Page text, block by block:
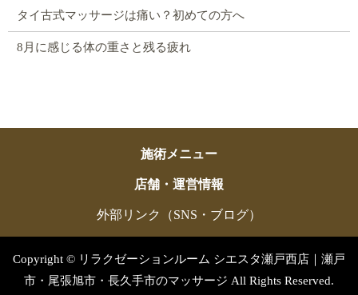
タイ古式マッサージは痛い？初めての方へ
8月に感じる体の重さと残る疲れ
施術メニュー
店舗・運営情報
外部リンク（SNS・ブログ）
Copyright © リラクゼーションルーム シエスタ瀬戸西店｜瀬戸
市・尾張旭市・長久手市のマッサージ All Rights Reserved.